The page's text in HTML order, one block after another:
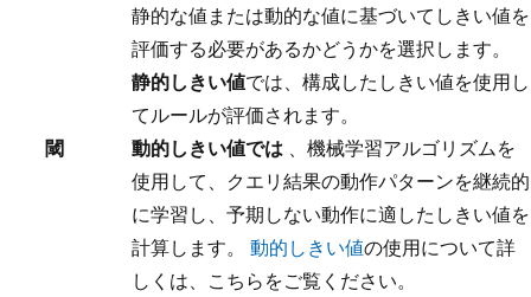
閾
静的な値または動的な値に基づいてしきい値を
評価する必要があるかどうかを選択します。
静的しきい値では、構成したしきい値を使用し
てルールが評価されます。
動的しきい値では 、機械学習アルゴリズムを
使用して、クエリ結果の動作パターンを継続的
に学習し、予期しない動作に適したしきい値を
計算します。 動的しきい値の使用について詳
しくは、こちらをご覧ください。